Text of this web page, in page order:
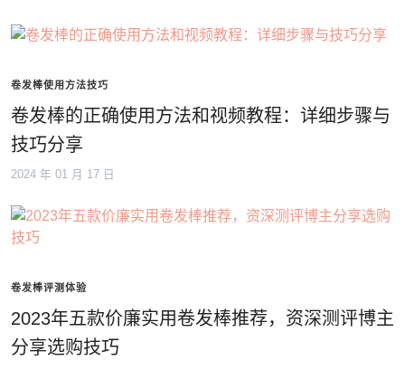
卷发棒使用方法技巧
卷发棒的正确使用方法和视频教程：详细步骤与
技巧分享
2024 年 01 月 17 日
卷发棒评测体验
2023年五款价廉实用卷发棒推荐，资深测评博主
分享选购技巧